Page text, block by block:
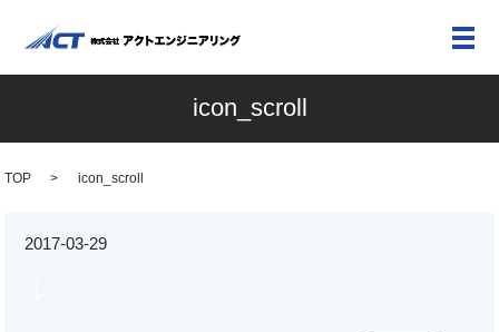
メ
icon_scroll
TOP icon_scroll
2017-03-29